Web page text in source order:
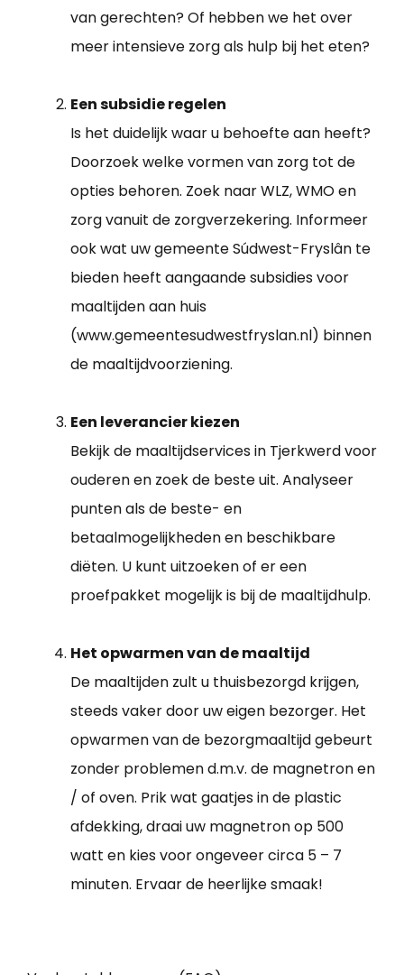
van gerechten? Of hebben we het over
meer intensieve zorg als hulp bij het eten?
Een subsidie regelen
Is het duidelijk waar u behoefte aan heeft?
Doorzoek welke vormen van zorg tot de
opties behoren. Zoek naar WLZ, WMO en
zorg vanuit de zorgverzekering. Informeer
ook wat uw gemeente Súdwest-Fryslân te
bieden heeft aangaande subsidies voor
maaltijden aan huis
(www.gemeentesudwestfryslan.nl) binnen
de maaltijdvoorziening.
Een leverancier kiezen
Bekijk de maaltijdservices in Tjerkwerd voor
ouderen en zoek de beste uit. Analyseer
punten als de beste- en
betaalmogelijkheden en beschikbare
diëten. U kunt uitzoeken of er een
proefpakket mogelijk is bij de maaltijdhulp.
Het opwarmen van de maaltijd
De maaltijden zult u thuisbezorgd krijgen,
steeds vaker door uw eigen bezorger. Het
opwarmen van de bezorgmaaltijd gebeurt
zonder problemen d.m.v. de magnetron en
/ of oven. Prik wat gaatjes in de plastic
afdekking, draai uw magnetron op 500
watt en kies voor ongeveer circa 5 – 7
minuten. Ervaar de heerlijke smaak!